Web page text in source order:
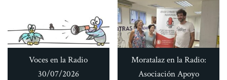
Voces en la Radio
30/07/2026
Moratalaz en la Radio:
Asociación Apoyo